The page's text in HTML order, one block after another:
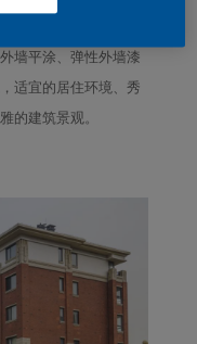
墙平涂、弹性外墙漆
适宜的居住环境、秀
的建筑景观。